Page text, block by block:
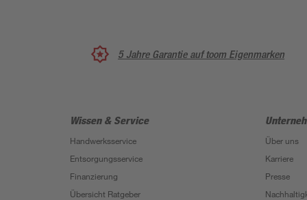
5 Jahre Garantie auf toom Eigenmarken
Wissen & Service
Handwerksservice
Entsorgungsservice
Finanzierung
Übersicht Ratgeber
Über uns
Karriere
Presse